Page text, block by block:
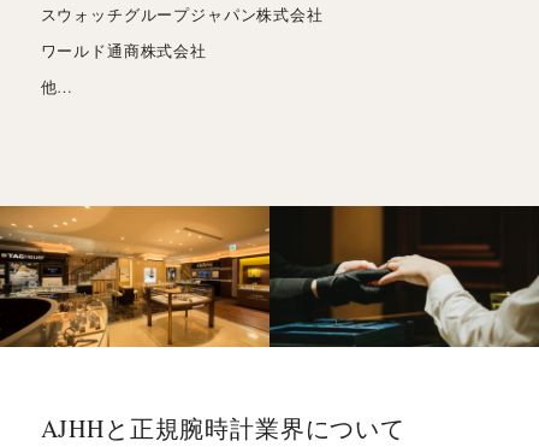
スウォッチグループジャパン株式会社
ワールド通商株式会社
他…
AJHHと正規腕時計業界について